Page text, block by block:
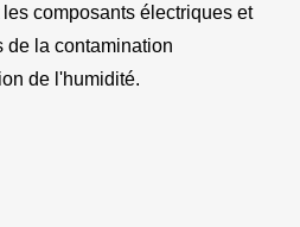
composants électriques et
de la contamination
de l'humidité.